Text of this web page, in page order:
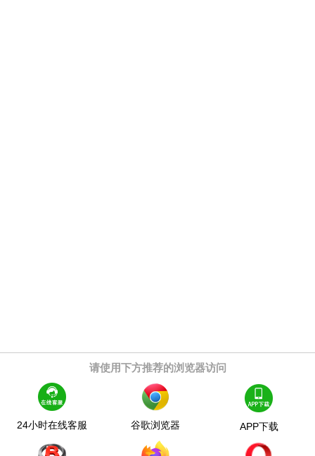
请使用下方推荐的浏览器访问
24小时在线客服 谷歌浏览器 APP下载